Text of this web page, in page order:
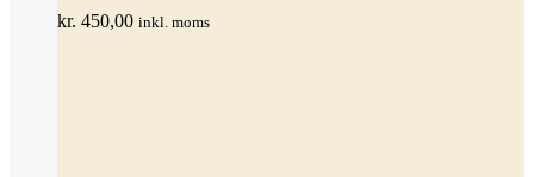
kr. 450,00 inkl. moms